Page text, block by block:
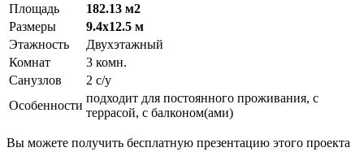
Площадь
182.13 м2
Размеры
9.4х12.5 м
Этажность
Двухэтажный
Комнат
3 комн.
Санузлов
2 с/у
Особенности
подходит для постоянного проживания, с
террасой, с балконом(ами)
Вы можете получить бесплатную презентацию этого проекта